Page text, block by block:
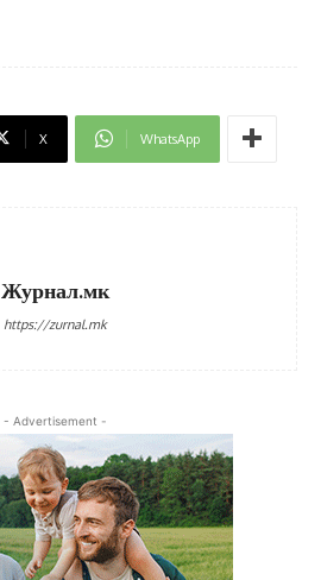
X WhatsApp
Журнал.мк
https://zurnal.mk
- Advertisement -